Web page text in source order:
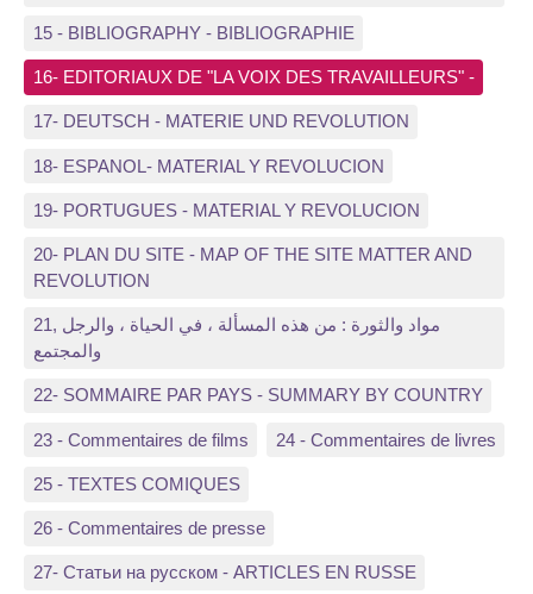
15 - BIBLIOGRAPHY - BIBLIOGRAPHIE
16- EDITORIAUX DE "LA VOIX DES TRAVAILLEURS" -
17- DEUTSCH - MATERIE UND REVOLUTION
18- ESPANOL- MATERIAL Y REVOLUCION
19- PORTUGUES - MATERIAL Y REVOLUCION
20- PLAN DU SITE - MAP OF THE SITE MATTER AND
REVOLUTION
21, مواد والثورة : من هذه المسألة ، في الحياة ، والرجل
والمجتمع
22- SOMMAIRE PAR PAYS - SUMMARY BY COUNTRY
23 - Commentaires de films 24 - Commentaires de livres
25 - TEXTES COMIQUES
26 - Commentaires de presse
27- Статьи на русском - ARTICLES EN RUSSE